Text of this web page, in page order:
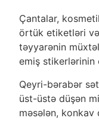
Çantalar,
örtük etiketləri
təyyarənin
emiş
Qeyri-bərabər
üst-üstə düşən
məsələn,